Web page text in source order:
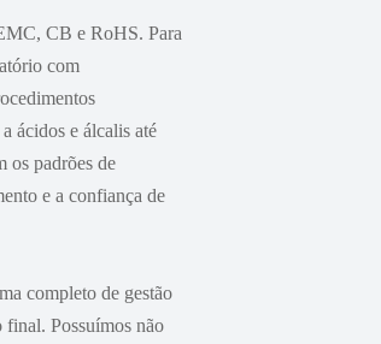
CB e RoHS. Para
com
ácidos e álcalis até
os padrões de
e a confiança de
completo de gestão
Possuímos não